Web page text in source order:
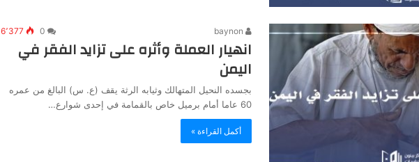
0 6٬377
انهيار العملة وأثره على تزايد الفقر في
اليمن
بجسده النحيل المتهالك وثيابه الرثة يقف (ع. س) البالغ من عمره
60 عاما أمام برميل خاص بالقمامة في إحدى شوارع…
أكمل القراءة »